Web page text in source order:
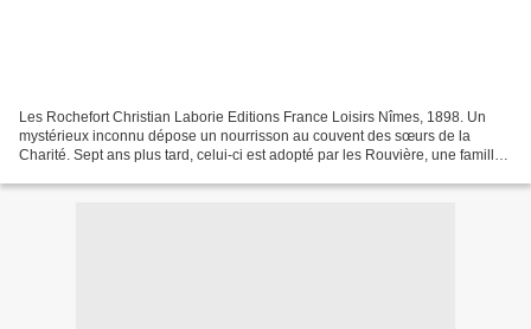
Les Rochefort Christian Laborie Editions France Loisirs Nîmes, 1898. Un
mystérieux inconnu dépose un nourrisson au couvent des sœurs de la
Charité. Sept ans plus tard, celui-ci est adopté par les Rouvière, une famille